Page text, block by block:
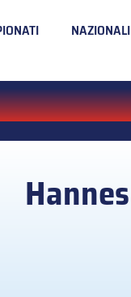
NAZIONALI
Hannes